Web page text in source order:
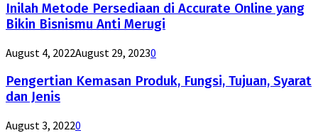
Inilah Metode Persediaan di Accurate Online yang
Bikin Bisnismu Anti Merugi
August 4, 2022August 29, 20230
Pengertian Kemasan Produk, Fungsi, Tujuan, Syarat
dan Jenis
August 3, 20220